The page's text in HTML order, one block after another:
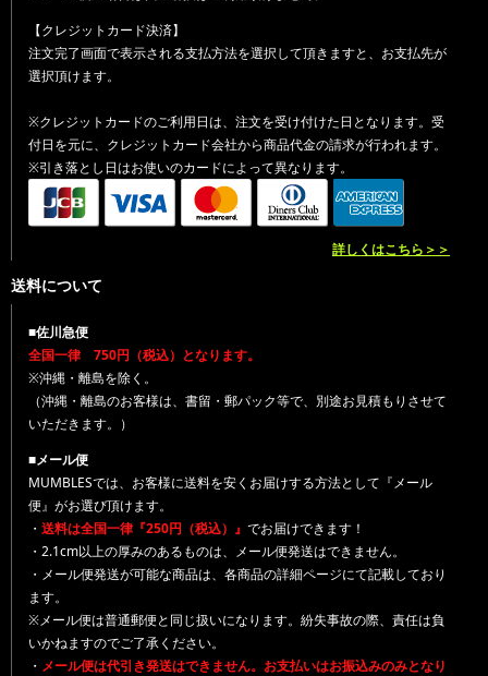
【クレジットカード決済】
注文完了画面で表示される支払方法を選択して頂きますと、お支払先が
選択頂けます。
※クレジットカードのご利用日は、注文を受け付けた日となります。受
付日を元に、クレジットカード会社から商品代金の請求が行われます。
※引き落とし日はお使いのカードによって異なります。
詳しくはこちら＞＞
送料について
■佐川急便
全国一律 750円（税込）となります。
※沖縄・離島を除く。
（沖縄・離島のお客様は、書留・郵パック等で、別途お見積もりさせて
いただきます。）
■メール便
MUMBLESでは、お客様に送料を安くお届けする方法として『メール
便』がお選び頂けます。
・ 送料は全国一律『250円（税込）』 でお届けできます！
・2.1cm以上の厚みのあるものは、メール便発送はできません。
・メール便発送が可能な商品は、各商品の詳細ページにて記載しており
ます。
※メール便は普通郵便と同じ扱いになります。紛失事故の際、責任は負
いかねますのでご了承ください。
・ メール便は代引き発送はできません。お支払いはお振込みのみとなり